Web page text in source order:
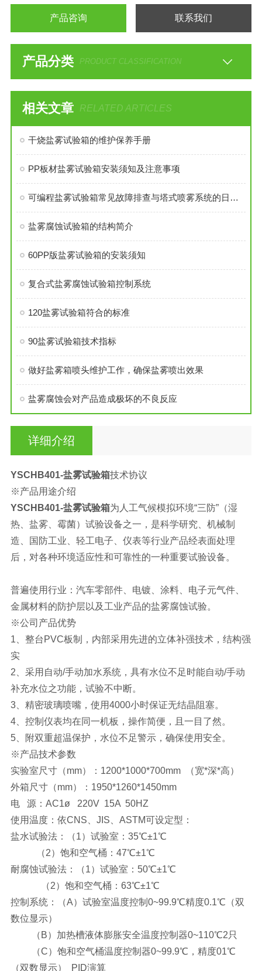
产品咨询 联系我们
产品分类 PRODUCT CLASSIFICATION
相关文章 RELATED ARTICLES
干烧盐雾试验箱的维护保养手册
PP板材盐雾试验箱安装须知及注意事项
可编程盐雾试验箱常见故障排查与塔式喷雾系统的日常维护技巧
盐雾腐蚀试验箱的结构简介
60PP版盐雾试验箱的安装须知
复合式盐雾腐蚀试验箱控制系统
120盐雾试验箱符合的标准
90盐雾试验箱技术指标
做好盐雾箱喷头维护工作，确保盐雾喷出效果
盐雾腐蚀会对产品造成极坏的不良反应
详细介绍
YSCHB401-盐雾试验箱技术协议
※产品用途介绍
YSCHB401-盐雾试验箱为人工气候模拟环境“三防”（湿
热、盐雾、霉菌）试验设备之一，是科学研究、机械制
造、国防工业、轻工电子、仪表等行业产品经表面处理
后，对各种环境适应性和可靠性的一种重要试验设备。
普遍使用行业：汽车零部件、电镀、涂料、电子元气件、
金属材料的防护层以及工业产品的盐雾腐蚀试验。
※公司产品优势
1、整台PVC板制，内部采用先进的立体补强技术，结构强
实
2、采用自动/手动加水系统，具有水位不足时能自动/手动
补充水位之功能，试验不中断。
3、精密玻璃喷嘴，使用4000小时保证无结晶阻塞。
4、控制仪表均在同一机板，操作简便，且一目了然。
5、附双重超温保护，水位不足警示，确保使用安全。
※产品技术参数
实验室尺寸（mm）：1200*1000*700mm （宽*深*高）
外箱尺寸（mm）：1950*1260*1450mm
电 源：AC1ø 220V 15A 50HZ
使用温度：依CNS、JIS、ASTM可设定型：
盐水试验法：（1）试验室：35℃±1℃
（2）饱和空气桶：47℃±1℃
耐腐蚀试验法：（1）试验室：50℃±1℃
（2）饱和空气桶：63℃±1℃
控制系统：（A）试验室温度控制0~99.9℃精度0.1℃（双
数位显示）
（B）加热槽液体膨胀安全温度控制器0~110℃2只
（C）饱和空气桶温度控制器0~99.9℃，精度01℃
（双数显示） PID演算